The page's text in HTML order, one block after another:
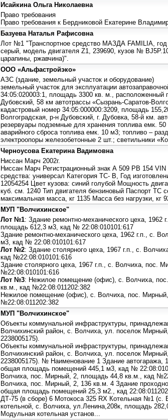
Исайкина Ольга Николаевна
Право требования
Право требования к Бердниковой Екатерине
Базуева Наталья Рафисовна
Лот №1 "Транспортное средство МАЗДА FAMILIA, год
серый, модель двигателя Z1, 239690, кузов №
царапины, ржавчина)".
ООО «Альфастройэко»
АЗС (здание, земельный участок и оборудование)
земельный участок для эксплуатации
34:05:020003:1, площадь 3300 кв. м., расположенный
Дубовский, 58 км автотрассы «Сызрань-Саратов-
кадастровый номер 34:05:000000:3209, площадь
Волгоградская, р-н Дубовский, г. Дубовка, 58-й км.
резервуары подземные для хранения топлива емк.
аварийного сброса топлива емк. 10 м3; топливо –
электроопоры железобетонные 2 шт.; светильники
Черноусова Екатерина Вадимовна
Ниссан Марч 2002г.
Ниссан Марч Регистрационный знак А 509 РВ 154
средства: универсал Категория ТС- В, Год
12054254 Цвет кузова: синий голубой Мощность
куб. см. 1240 Тип двигателя бензиновый Паспорт ТС
максимальная масса, кг 1135 Масса без нагрузки, кг
МУП "Волчихинское"
Лот №1: Здание ремонтно-механического цеха, 1962
площадь 612,3 м3, кад № 22:08:010101:617
Здание ремонтно-механического цеха, 1962 г.п., с.
м3, кад № 22:08:010101:617
Лот №2: Здание столярного цеха, 1967 г.п., с.
кад №22:08:010101:616
Здание столярного цеха, 1967 г.п., с. Волчиха, пос.
№22:08:010101:616
Лот №3: Нежилое помещение (офис), с. Волчиха,
кв.м., кад №22:08:011202:382
Нежилое помещение (офис), с. Волчиха, пос.
№22:08:011202:382
МУП "Волчихинское"
Объекты коммунальной инфраструктуры,
Волчихинский район, с. Волчиха, ул. поселок
2238005175).
Объекты коммунальной инфраструктуры,
Волчихинский район, с. Волчиха, ул. поселок
2238005175). № Наименование 1 Здание автогаража,
общая площадь помещений 445,1 м3, кад №
Волчиха, пос. Мирный, 2, площадь 44,8 кв.м., кад
Волчиха, пос. Мирный, 2, 136 кв.м. 4 Здание
общая площадь помещений 25,3 м2., кад
ДТ-75 (в сборе) 6 Мотокоса 325 RX Котельная №1 (с.
котельной, с. Волчиха, ул.Ленина,208к, площадь
Модульная котельная установ...